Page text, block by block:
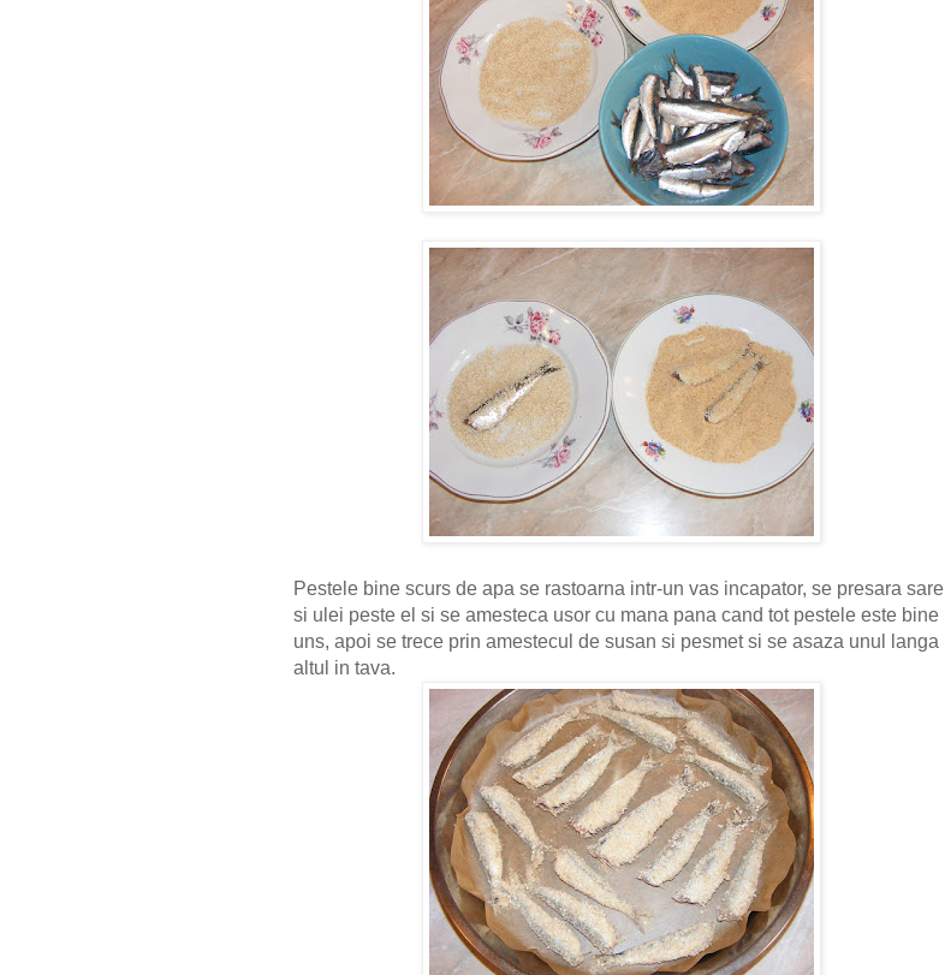
Pestele bine scurs de apa se rastoarna intr-un vas incapator, se presara sare
si ulei peste el si se amesteca usor cu mana pana cand tot pestele este bine
uns, apoi se trece prin amestecul de susan si pesmet si se asaza unul langa
altul in tava.